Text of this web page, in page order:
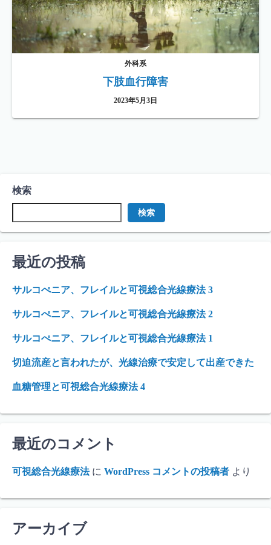
外科系
下肢血行障害
2023年5月3日
検索
検索
最近の投稿
サルコぺニア、フレイルと可視総合光線療法 3
サルコぺニア、フレイルと可視総合光線療法 2
サルコぺニア、フレイルと可視総合光線療法 1
切迫流産と言われたが、光線治療で安定して出産できた
血糖管理と可視総合光線療法 4
最近のコメント
可視総合光線療法に WordPress コメントの投稿者 より
アーカイブ